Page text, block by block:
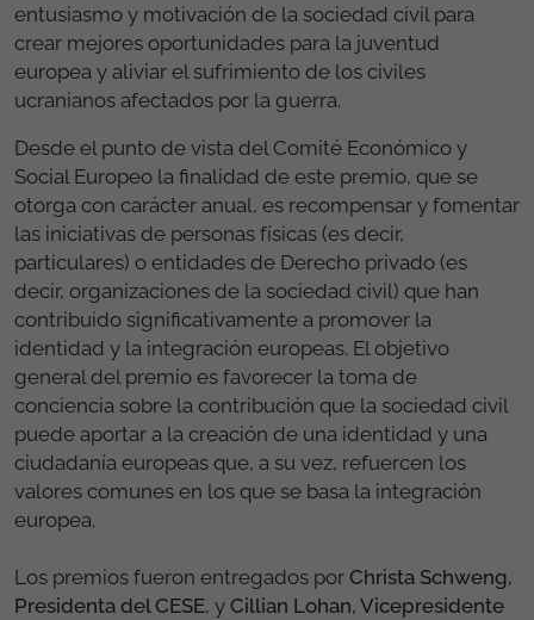
entusiasmo y motivación de la sociedad civil para
crear mejores oportunidades para la juventud
europea y aliviar el sufrimiento de los civiles
ucranianos afectados por la guerra.
Desde el punto de vista del Comité Económico y
Social Europeo la finalidad de este premio, que se
otorga con carácter anual, es recompensar y fomentar
las iniciativas de personas físicas (es decir,
particulares) o entidades de Derecho privado (es
decir, organizaciones de la sociedad civil) que han
contribuido significativamente a promover la
identidad y la integración europeas. El objetivo
general del premio es favorecer la toma de
conciencia sobre la contribución que la sociedad civil
puede aportar a la creación de una identidad y una
ciudadanía europeas que, a su vez, refuercen los
valores comunes en los que se basa la integración
europea.
Los premios fueron entregados por Christa Schweng,
Presidenta del CESE, y Cillian Lohan, Vicepresidente